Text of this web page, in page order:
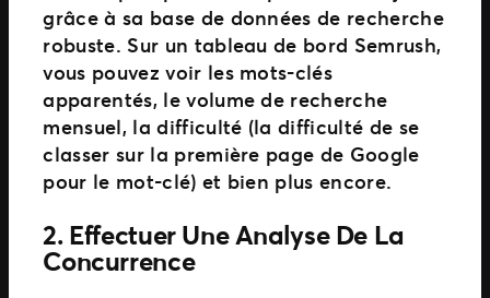
grâce à sa base de données de recherche
robuste. Sur un tableau de bord Semrush,
vous pouvez voir les mots-clés
apparentés, le volume de recherche
mensuel, la difficulté (la difficulté de se
classer sur la première page de Google
pour le mot-clé) et bien plus encore.
2. Effectuer Une Analyse De La
Concurrence